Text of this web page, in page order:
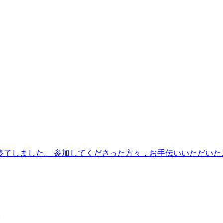
しました。 参加してくださった方々，お手伝いいただい